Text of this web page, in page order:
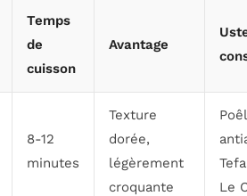
Temps
de
cuisson
Avantage
8-12
minutes
Texture
dorée,
légèrement
croquante
Le